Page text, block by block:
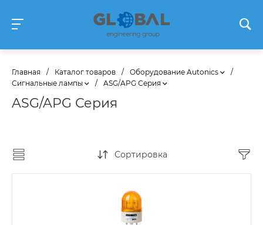
Главная / Каталог товаров / Оборудование Autonics
/
Сигнальные лампы
/ ASG/APG Серия
ASG/APG Серия
Сортировка